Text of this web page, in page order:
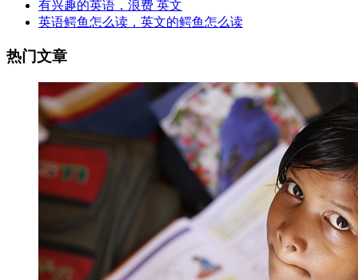
有兴趣的英语，浪费 英文
英语鳄鱼怎么读，英文的鳄鱼怎么读
热门文章